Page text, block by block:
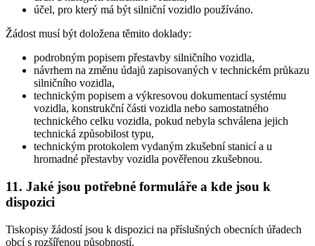
účel, pro který má být silniční vozidlo používáno.
Žádost musí být doložena těmito doklady:
podrobným popisem přestavby silničního vozidla,
návrhem na změnu údajů zapisovaných v technickém průkazu
silničního vozidla,
technickým popisem a výkresovou dokumentací systému
vozidla, konstrukční části vozidla nebo samostatného
technického celku vozidla, pokud nebyla schválena jejich
technická způsobilost typu,
technickým protokolem vydaným zkušební stanicí a u
hromadné přestavby vozidla pověřenou zkušebnou.
11. Jaké jsou potřebné formuláře a kde jsou k
dispozici
Tiskopisy žádostí jsou k dispozici na příslušných obecních úřadech
obcí s rozšířenou působností.